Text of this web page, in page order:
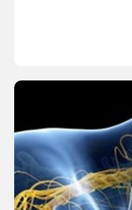
ادامه مطلب